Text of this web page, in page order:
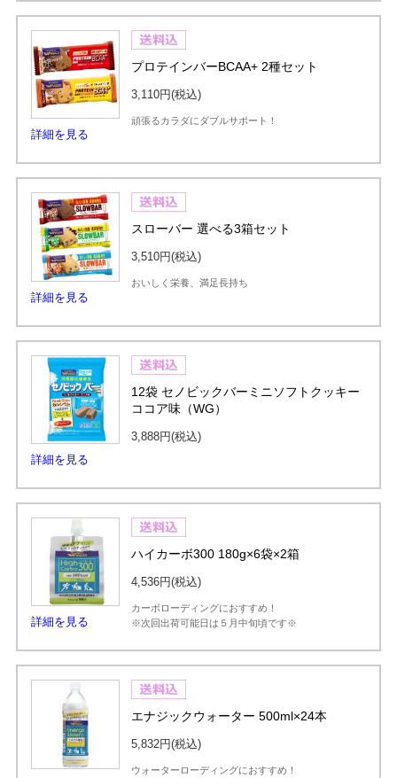
詳細を見る
プロテインバーBCAA+ 2種セット
3,110円(税込)
頑張るカラダにダブルサポート！
詳細を見る
スローバー 選べる3箱セット
3,510円(税込)
おいしく栄養、満足長持ち
詳細を見る
12袋 セノビックバーミニソフトクッキー
ココア味（WG）
3,888円(税込)
詳細を見る
ハイカーボ300 180g×6袋×2箱
4,536円(税込)
カーボローディングにおすすめ！
※次回出荷可能日は５月中旬頃です※
エナジックウォーター 500ml×24本
5,832円(税込)
ウォーターローディングにおすすめ！